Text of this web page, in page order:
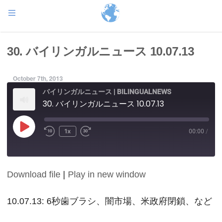
30. バイリンガルニュース 10.07.13
October 7th, 2013
バイリンガルニュース | BILINGUALNEWS
30. バイリンガルニュース 10.07.13
Play
Episode
1x 00:00 /
SHARE
LINK
Download file Play in new window
10.07.13: 6秒歯ブラシ、闇市場、米政府閉鎖、など